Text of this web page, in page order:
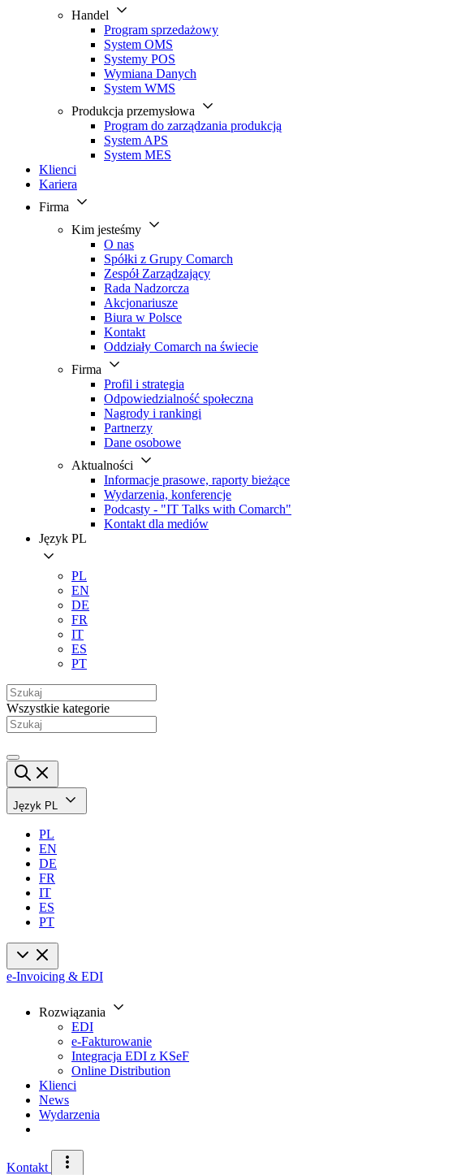
Handel
Program sprzedażowy
System OMS
Systemy POS
Wymiana Danych
System WMS
Produkcja przemysłowa
Program do zarządzania produkcją
System APS
System MES
Klienci
Kariera
Firma
Kim jesteśmy
O nas
Spółki z Grupy Comarch
Zespół Zarządzający
Rada Nadzorcza
Akcjonariusze
Biura w Polsce
Kontakt
Oddziały Comarch na świecie
Firma
Profil i strategia
Odpowiedzialność społeczna
Nagrody i rankingi
Partnerzy
Dane osobowe
Aktualności
Informacje prasowe, raporty bieżące
Wydarzenia, konferencje
Podcasty - "IT Talks with Comarch"
Kontakt dla mediów
Język PL
PL
EN
DE
FR
IT
ES
PT
Wszystkie kategorie
Język PL
PL
EN
DE
FR
IT
ES
PT
e-Invoicing & EDI
Rozwiązania
EDI
e-Fakturowanie
Integracja EDI z KSeF
Online Distribution
Klienci
News
Wydarzenia
Kontakt